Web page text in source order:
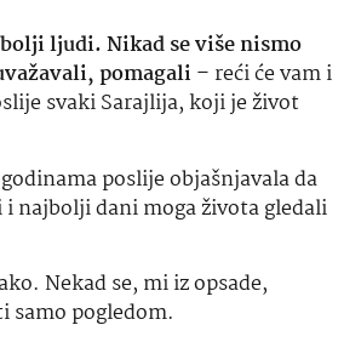
ljudi. Nikad se više nismo
pomagali– reći će vam i
svaki Sarajlija, koji je život
poslije objašnjavala da
najbolji dani moga života gledali
Nekad se, mi iz opsade,
samo pogledom.